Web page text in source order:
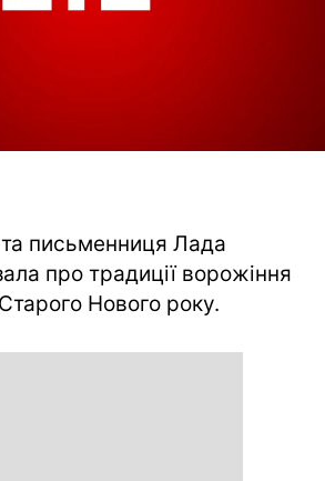
письменниця Лада
про традиції ворожіння
Нового року.